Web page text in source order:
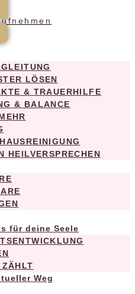
LÖSEN
& TRAUERHILFE
& BALANCE
HEILVERSPRECHEN
für deine Seele
ZÄHLT
Weg